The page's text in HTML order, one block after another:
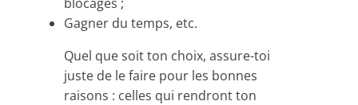
Gagner du temps, etc.
Quel que soit ton choix, assure-toi
juste de le faire pour les bonnes
raisons : celles qui rendront ton